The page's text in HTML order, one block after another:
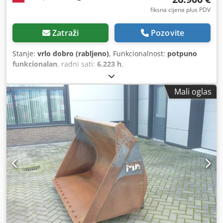
fiksna cijena plus PDV
Zatraži Pozovite
Stanje: vrlo dobro (rabljeno), Funkcionalnost: potpuno
funkcionalan, radni sati: 6.223 h,
Mali oglas